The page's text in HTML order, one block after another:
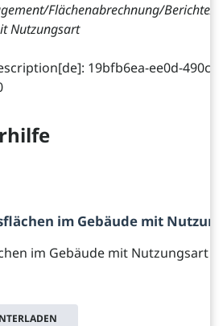
Flächenabrechnung/Berichte/
Nutzungsart
19bfb6ea-ee0d-490c-
im Gebäude mit
im Gebäude mit Nutzungsart